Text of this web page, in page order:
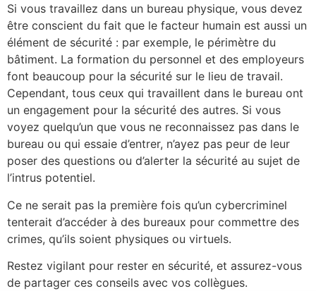
Si vous travaillez dans un bureau physique, vous devez
être conscient du fait que le facteur humain est aussi un
élément de sécurité : par exemple, le périmètre du
bâtiment. La formation du personnel et des employeurs
font beaucoup pour la sécurité sur le lieu de travail.
Cependant, tous ceux qui travaillent dans le bureau ont
un engagement pour la sécurité des autres. Si vous
voyez quelqu’un que vous ne reconnaissez pas dans le
bureau ou qui essaie d’entrer, n’ayez pas peur de leur
poser des questions ou d’alerter la sécurité au sujet de
l’intrus potentiel.
Ce ne serait pas la première fois qu’un cybercriminel
tenterait d’accéder à des bureaux pour commettre des
crimes, qu’ils soient physiques ou virtuels.
Restez vigilant pour rester en sécurité, et assurez-vous
de partager ces conseils avec vos collègues.